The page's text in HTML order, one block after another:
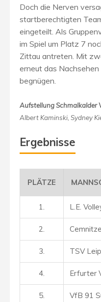
Doch die Nerven
startberechtigten
eingeteilt. Als
im Spiel um Platz 7
Zittau antreten. Mit
erneut das
begnügen.
Aufstellung Schmalkalder
Albert Kaminski, Sydney
Ergebnisse
PLÄTZE
1. L.E.
2.
3. TSV
4. Erfurter
5. VfB 91